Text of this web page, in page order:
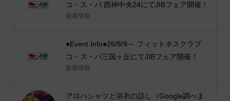
コ・ス・パ 西神中央24にてJIBフェア開催！
新着情報
●Event Info●26/8/9～ フィットネスクラブ
コ・ス・パ三国ヶ丘にてJIBフェア開催！
新着情報
アロハシャツと浴衣の話し（Google調べま